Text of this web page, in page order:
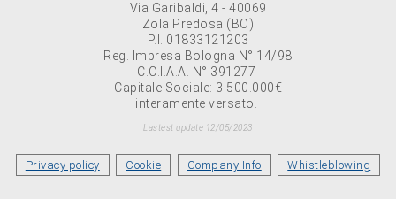
Via Garibaldi, 4 - 40069
Zola Predosa (BO)
P.I. 01833121203
Reg. Impresa Bologna N° 14/98
C.C.I.A.A. N° 391277
Capitale Sociale: 3.500.000€
interamente versato.
Lastest update 12/05/2023
Privacy policy Cookie Company Info Whistleblowing